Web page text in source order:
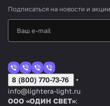
Подписаться на новости и акции
8 (800) 770-73-76
info@lightera-light.ru
ООО «ОДИН СВЕТ»: